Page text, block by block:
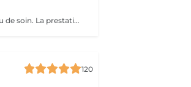
Découvrez diverses manucures, classique ou de soin. La prestation sera entièrement personnalisée selon vos besoins et vos envies
120